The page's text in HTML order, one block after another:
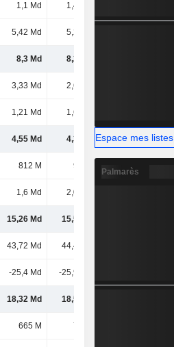
1,1 Md 1,41 Md
5,42 Md 5,26 Md
8,3 Md 8,26 Md
3,33 Md 2,62 Md
1,21 Md 1,69 Md
4,55 Md 4,31 Md 4,8 Md
812 M 961 M 1,61 Md
1,6 Md 2,01 Md
15,26 Md 15,55 Md
43,72 Md 44,47 Md
-25,4 Md -25,92 Md
18,32 Md 18,55 Md
665 M 718 M
Espace mes listes
Palmarès